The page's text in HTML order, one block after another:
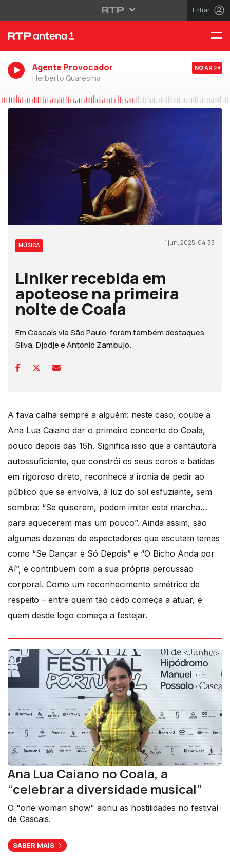
Entrar
Agente Provocador
Herberto Quaresma
NO AR
MÚSICA 1 jun, 2025, 04:33
Liniker recebida em
apoteose na primeira
noite de Coala
Em Cascais via São Paulo, foram também destaques
Silva, Djodje e António Zambujo.
A fava calha sempre a alguém: neste caso, coube a
Ana Lua Caiano dar o primeiro concerto do Coala,
pouco depois das 15h. Significa isso que a cantautora
autossuficiente, que constrói os seus coros e batidas
em rigoroso direto, reconhece a ironia de pedir ao
público que se envolva, à luz do sol esfuziante, sem
sombra: “Se quiserem, podem imitar esta marcha…
para aquecerem mais um pouco”. Ainda assim, são
algumas dezenas de espectadores que escutam temas
como “Se Dançar é Só Depois” e “O Bicho Anda por
Aí”, e contribuem com a sua própria percussão
corporal. Como um reconhecimento simétrico de
respeito – entre quem tão cedo começa a atuar, e
quem desde logo começa a festejar.
Ana Lua Caiano no Coala, a
“celebrar a diversidade musical”
O "one woman show" abriu as hostilidades no festival
de Cascais.
SABER MAIS